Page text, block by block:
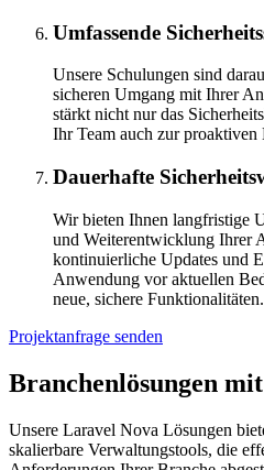
Umfassende
Unsere Schulungen sind
sicheren Umgang mit Ihrer
stärkt nicht nur das
Ihr Team auch zur
Dauerhafte
Wir bieten Ihnen langfristige
und Weiterentwicklung Ihrer
kontinuierliche Updates und
Anwendung vor aktuellen
neue, sichere Funktionalitäten.
Projektanfrage senden
Branchenlösungen
Unsere Laravel Nova Lösungen
skalierbare Verwaltungstools, die